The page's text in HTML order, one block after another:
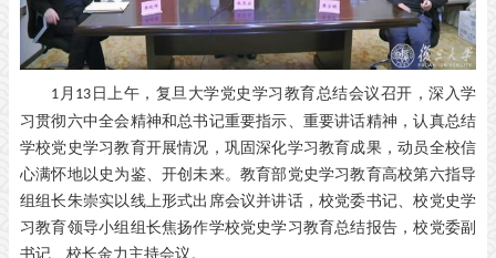
1 月 13 日上午，复旦大学党史学习教育总结会议召开，深入学
习贯彻六中全会精神和总书记重要指示、重要讲话精神，认真总结
学校党史学习教育开展情况，巩固深化学习教育成果，动员全校信
心满怀地以史为鉴、开创未来。教育部党史学习教育高校第六指导
组组长朱崇实以线上形式出席会议并讲话，校党委书记、校党史学
习教育领导小组组长焦扬作学校党史学习教育总结报告，校党委副
书记、校长金力主持会议。